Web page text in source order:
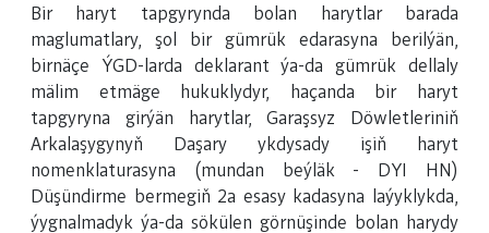
Bir haryt tapgyrynda bolan harytlar barada
maglumatlary, şol bir gümrük edarasyna berilýän,
birnäçe ÝGD-larda deklarant ýa-da gümrük dellaly
mälim etmäge hukuklydyr, haçanda bir haryt
tapgyryna girýän harytlar, Garaşsyz Döwletleriniň
Arkalaşygynyň Daşary ykdysady işiň haryt
nomenklaturasyna (mundan beýläk - DYI HN)
Düşündirme bermegiň 2a esasy kadasyna laýyklykda,
ýygnalmadyk ýa-da sökülen görnüşinde bolan harydy